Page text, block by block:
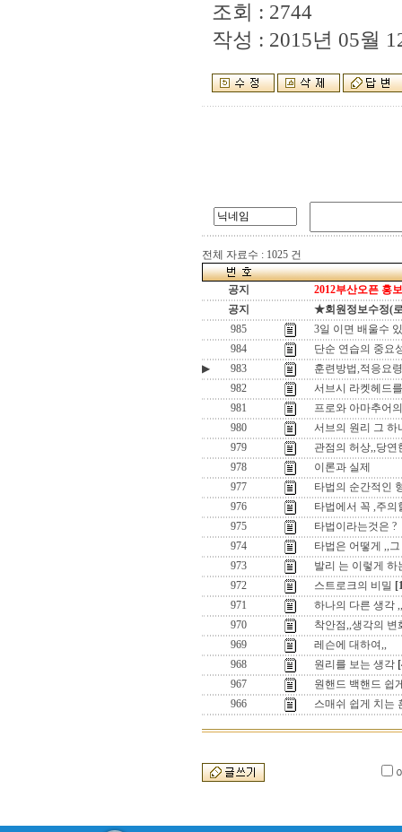
조회 : 2744
작성 : 2015년 05월
전체 자료수 : 1025 건
공지
2012부산오픈 홍
공지
★회원정보수정(
985
3일 이면 배울수
984
단순 연습의 중요
▶
983
훈련방법,적응요령
982
서브시 라켓헤드
981
프로와 아마추어
980
서브의 원리 그 하
979
관점의 허상,,당연
978
이론과 실제
977
타법의 순간적인
976
타법에서 꼭 ,주의
975
타법이라는것은 ?
974
타법은 어떻게 ,,
973
발리 는 이렇게 하
972
스트로크의 비밀
971
하나의 다른 생각 ,,
970
착안점,,생각의 변
969
레슨에 대하여,,
968
원리를 보는 생각
967
원핸드 백핸드 쉽
966
스매쉬 쉽게 치는